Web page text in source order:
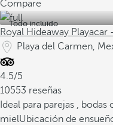
Compare
Todo incluido
Royal Hideaway
Playa del Carmen,
4.5/5
10553 reseñas
Ideal para parejas , bodas
mielUbicación de